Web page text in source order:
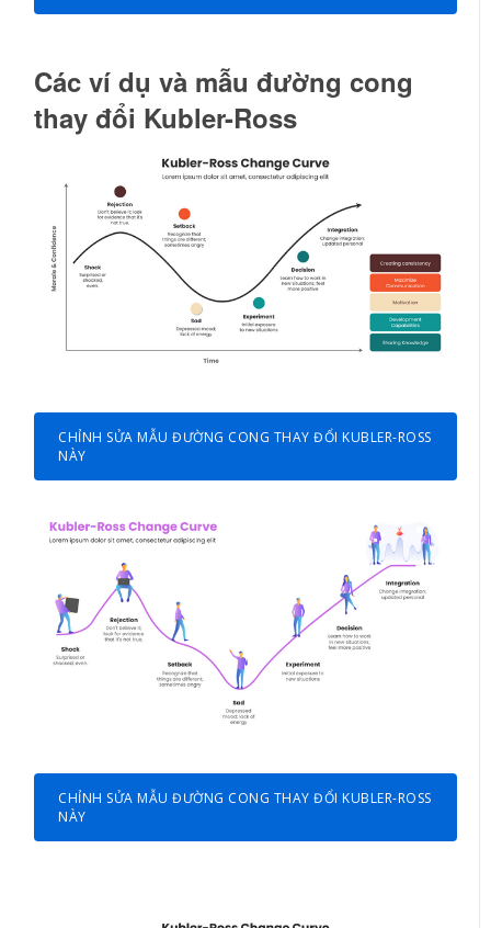
Các ví dụ và mẫu đường cong
thay đổi Kubler-Ross
CHỈNH SỬA MẪU ĐƯỜNG CONG THAY ĐỔI KUBLER-ROSS
NÀY
CHỈNH SỬA MẪU ĐƯỜNG CONG THAY ĐỔI KUBLER-ROSS
NÀY